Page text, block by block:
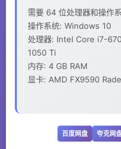
需要 64 位处理器和操作
操作系统: Windows 10
处理器: Intel Core i7-
1050 Ti
内存: 4 GB RAM
显卡: AMD FX9590
百度网盘 夸克网